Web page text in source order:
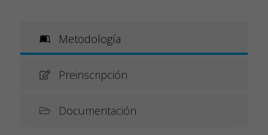
Metodología
Preinscripción
Documentación